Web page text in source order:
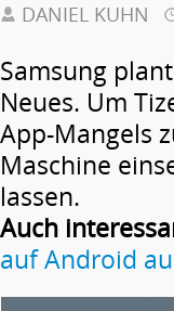
DANIEL KUHN
Samsung
Neues. Um
App-Mangels
Maschine
lassen.
Auch
auf Android